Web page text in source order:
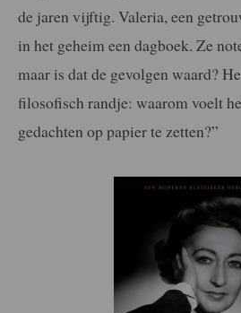
de jaren vijftig. Valeria, een
in het geheim een dagboek. Ze
maar is dat de gevolgen waard?
filosofisch randje: waarom voelt
gedachten op papier te zetten?”